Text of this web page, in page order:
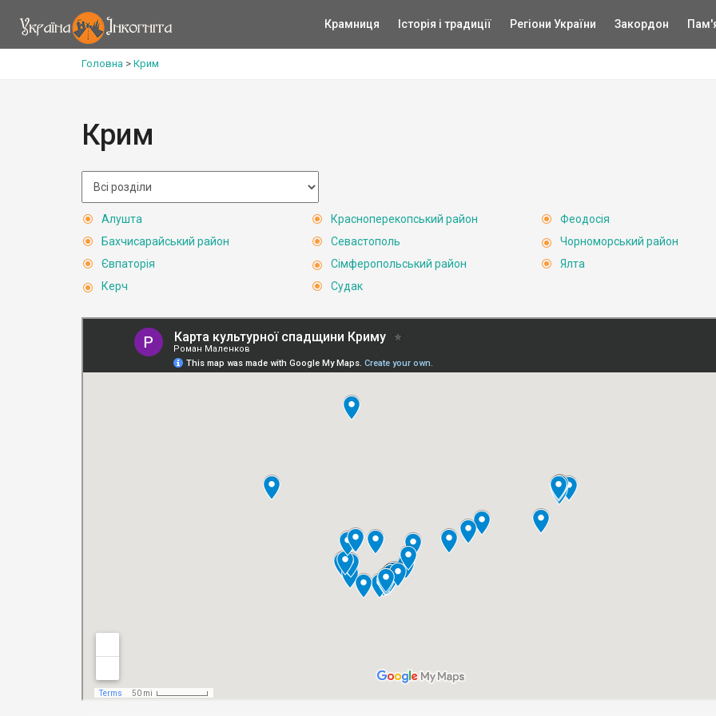
Крамниця Історія і традиції Регіони України Закордон
Головна > Крим
Крим
Алушта
Бахчисарайський район
Євпаторія
Керч
Красноперекопський район
Севастополь
Сімферопольський район
Судак
Феодосія
Чорноморський район
Ялта